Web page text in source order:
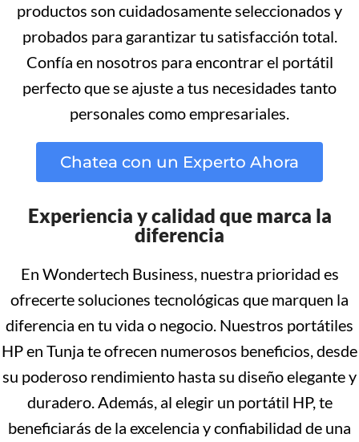
productos son cuidadosamente seleccionados y
probados para garantizar tu satisfacción total.
Confía en nosotros para encontrar el portátil
perfecto que se ajuste a tus necesidades tanto
personales como empresariales.
Chatea con un Experto Ahora
Experiencia y calidad que marca la
diferencia
En Wondertech Business, nuestra prioridad es
ofrecerte soluciones tecnológicas que marquen la
diferencia en tu vida o negocio. Nuestros portátiles
HP en Tunja te ofrecen numerosos beneficios, desde
su poderoso rendimiento hasta su diseño elegante y
duradero. Además, al elegir un portátil HP, te
beneficiarás de la excelencia y confiabilidad de una